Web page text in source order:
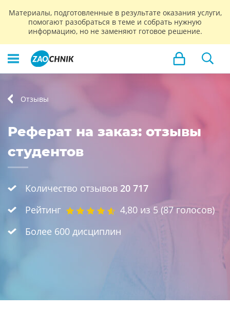
Материалы, подготовленные в результате оказания услуги,
помогают разобраться в теме и собрать нужную
информацию, но не заменяют готовое решение.
Отзывы
Реферат на заказ: отзывы
студентов
Количество отзывов 20 717
Рейтинг
4,80 из 5 (87голосов)
Более 600 дисциплин